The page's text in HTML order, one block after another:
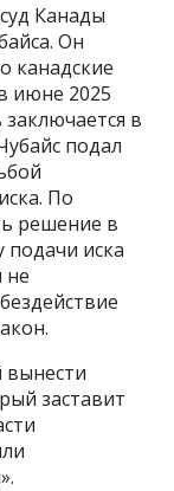
Канады
Он
канадские
июне 2025
в
подал
По
решение в
подачи иска
не
вынести
заставит